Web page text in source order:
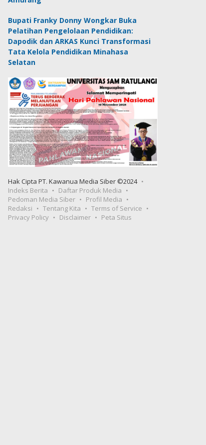
Bupati Franky Donny Wongkar Buka
Pelatihan Pengelolaan Pendidikan:
Dapodik dan ARKAS Kunci Transformasi
Tata Kelola Pendidikan Minahasa
Selatan
Hak Cipta PT. Kawanua Media Siber ©2024
Indeks Berita
Daftar Produk Media
Pedoman Media Siber
Profil Media
Redaksi
Tentang Kita
Terms of Service
Privacy Policy
Disclaimer Peta Situs